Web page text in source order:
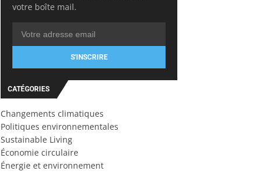
votre boîte mail.
S'INSCRIRE
CATÉGORIES
Changements climatiques
Politiques environnementales
Sustainable Living
Économie circulaire
Énergie et environnement